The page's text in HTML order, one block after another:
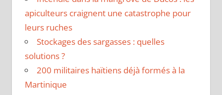
apiculteurs craignent une catastrophe pour
leurs ruches
Stockages des sargasses : quelles
solutions ?
200 militaires haïtiens déjà formés à la
Martinique